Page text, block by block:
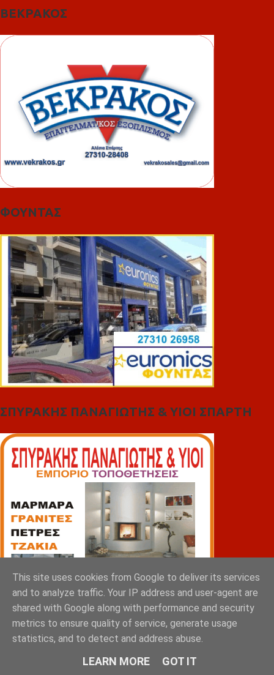
ΒΕΚΡΑΚΟΣ
ΦΟΥΝΤΑΣ
ΣΠΥΡΑΚΗΣ ΠΑΝΑΓΙΩΤΗΣ & YIOI ΣΠΑΡΤΗ
This site uses cookies from Google to deliver its services
and to analyze traffic. Your IP address and user-agent are
shared with Google along with performance and security
metrics to ensure quality of service, generate usage
statistics, and to detect and address abuse.
LEARN MORE GOT IT